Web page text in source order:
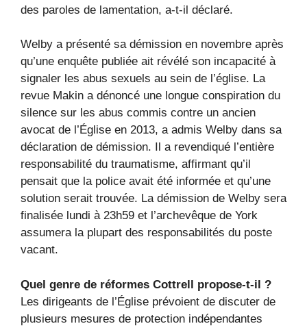
des paroles de lamentation, a-t-il déclaré.
Welby a présenté sa démission en novembre après
qu’une enquête publiée ait révélé son incapacité à
signaler les abus sexuels au sein de l’église. La
revue Makin a dénoncé une longue conspiration du
silence sur les abus commis contre un ancien
avocat de l’Église en 2013, a admis Welby dans sa
déclaration de démission. Il a revendiqué l’entière
responsabilité du traumatisme, affirmant qu’il
pensait que la police avait été informée et qu’une
solution serait trouvée. La démission de Welby sera
finalisée lundi à 23h59 et l’archevêque de York
assumera la plupart des responsabilités du poste
vacant.
Quel genre de réformes Cottrell propose-t-il ?
Les dirigeants de l’Église prévoient de discuter de
plusieurs mesures de protection indépendantes